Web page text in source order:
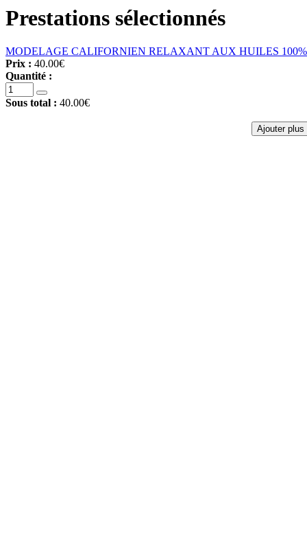
Prestations sélectionnés
MODELAGE CALIFORNIEN RELAXANT AUX HUILES
Prix : 40.00€
Quantité :
Sous total : 40.00€
Ajouter plus